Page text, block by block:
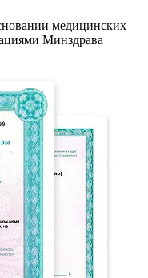
медицинских
Минздрава